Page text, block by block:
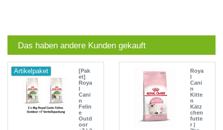
Das haben andere Kunden gekauft
Artikelpaket
[Pak
et]
Roya
Cani
n
Felin
e
Outd
oor
Roya
Cani
n
Kitte
n
Kätz
chen
futte
r |